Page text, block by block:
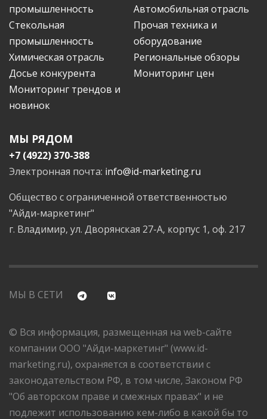
промышленность
Автомобильная отрасль
Стекольная
промышленность
Прочая техника и
оборудование
Химическая отрасль
Региональные обзоры
Досье конкурента
Мониторинг цен
Мониторинг трендов и
новинок
МЫ РЯДОМ
+7 (4922) 370-388
Электронная почта: info@id-marketing.ru
Общество с ограниченной ответственностью
"Айди-маркетинг"
г. Владимир, ул. Дворянская 27-А, корпус 1, оф. 217
МЫ В СЕТИ
© Вся информация, размещенная на web-сайте
компании ООО "Айди-маркетинг" (www.id-
marketing.ru), охраняется в соответствии с
законодательством РФ, в том числе, Законом РФ
"Об авторском праве и смежных правах" и не
подлежит использованию кем-либо в какой бы то